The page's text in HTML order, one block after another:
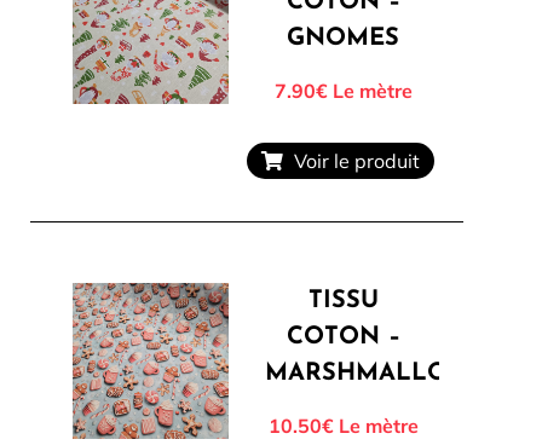
GNOMES
7.90€Le mètre
Voir le produit
TISSU
COTON –
MARSHMALLOW
10.50€Le mètre